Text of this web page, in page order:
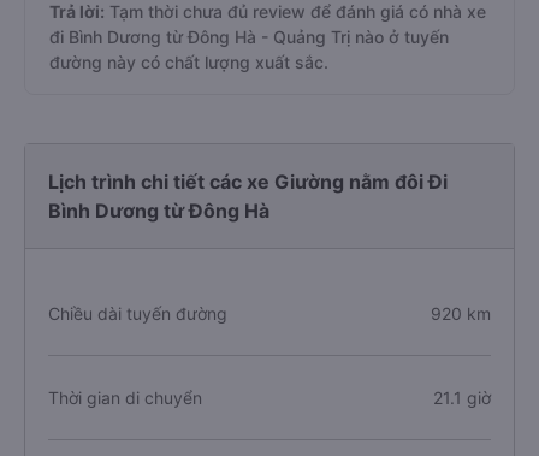
Trả lời: Tạm thời chưa đủ review để đánh giá có nhà xe
đi Bình Dương từ Đông Hà - Quảng Trị nào ở tuyến
đường này có chất lượng xuất sắc.
Lịch trình chi tiết các xe Giường nằm đôi Đi
Bình Dương từ Đông Hà
Chiều dài tuyến đường 920 km
Thời gian di chuyển 21.1 giờ